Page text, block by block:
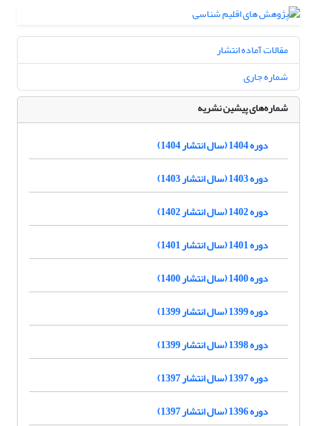
مقالات آماده انتشار
شماره جاری
شماره‌های پیشین نشریه
دوره 1404 (سال انتشار 1404)
دوره 1403 (سال انتشار 1403)
دوره 1402 (سال انتشار 1402)
دوره 1401 (سال انتشار 1401)
دوره 1400 (سال انتشار 1400)
دوره 1399 (سال انتشار 1399)
دوره 1398 (سال انتشار 1399)
دوره 1397 (سال انتشار 1397)
دوره 1396 (سال انتشار 1397)